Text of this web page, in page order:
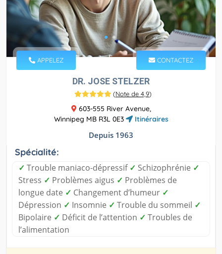
APPELEZ CONTACTEZ
DR. JOSE STELZER
(Note de 4,9)
603-555 River Avenue,
Winnipeg MB R3L 0E3
Itinéraires
Depuis 1963
Spécialité:
✓ Trouble maniaco-dépressif ✓ Schizophrénie ✓
Stress ✓ Problèmes aigus ✓ Problèmes de
longue date ✓ Changement d’humeur ✓
Dépression ✓ Insomnie ✓ Trouble du sommeil ✓
Bipolaire ✓ Déficit de l’attention ✓ Troubles de
l’alimentation